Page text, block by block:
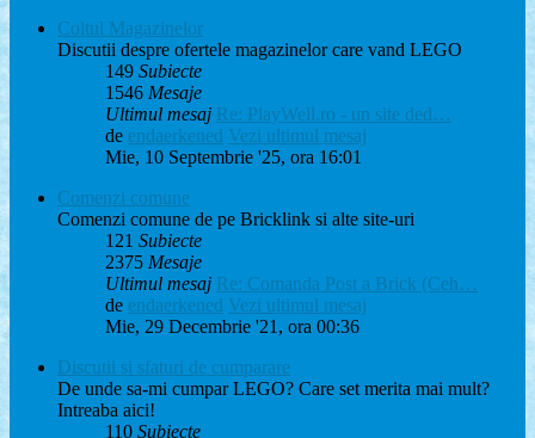
Coltul Magazinelor
Discutii despre ofertele magazinelor care vand LEGO
149 Subiecte
1546 Mesaje
Ultimul mesaj Re: PlayWell.ro - un site ded…
de endaerkened Vezi ultimul mesaj
Mie, 10 Septembrie '25, ora 16:01
Comenzi comune
Comenzi comune de pe Bricklink si alte site-uri
121 Subiecte
2375 Mesaje
Ultimul mesaj Re: Comanda Post a Brick (Ceh…
de endaerkened Vezi ultimul mesaj
Mie, 29 Decembrie '21, ora 00:36
Discutii si sfaturi de cumparare
De unde sa-mi cumpar LEGO? Care set merita mai mult?
Intreaba aici!
110 Subiecte